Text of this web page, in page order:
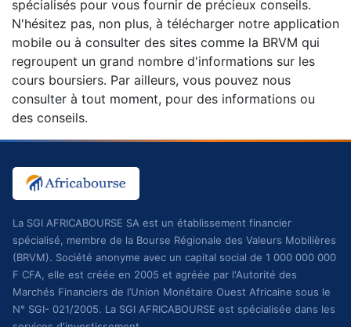
spécialisés pour vous fournir de précieux conseils.
N'hésitez pas, non plus, à télécharger notre application
mobile ou à consulter des sites comme la BRVM qui
regroupent un grand nombre d'informations sur les
cours boursiers. Par ailleurs, vous pouvez nous
consulter à tout moment, pour des informations ou
des conseils.
La SGI AFRICABOURSE SA est un établissement financier
spécialisé, membre de la Bourse Régionale des Valeurs Mobilières
(BRVM). Société anonyme avec un capital social de 1 000 000 000
F CFA, elle est créée en 2005 et agréée par l'Autorité des
Marchés Financiers de l’Union Monétaire Ouest Africaine sous le
N° SGI- 021/2005. La SGI AFRICABOURSE est spécialisée dans les